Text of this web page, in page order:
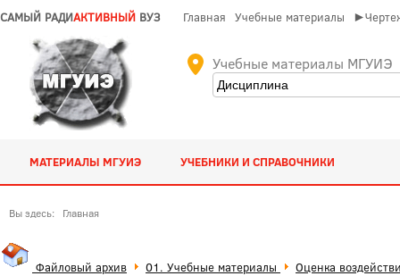
САМЫЙ РАДИАКТИВНЫЙ ВУЗ Главная Учебные материалы
Учебные материалы МГУИЭ
МАТЕРИАЛЫ МГУИЭ УЧЕБНИКИ И СПРАВОЧНИКИ
Вы здесь: Главная
Файловый архив 01. Учебные материалы Оценка